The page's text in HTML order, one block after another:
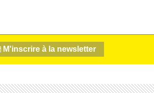
M'inscrire à la newsletter